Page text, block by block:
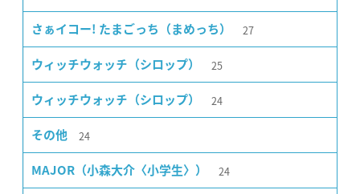
さぁイコー! たまごっち（まめっち） 27
ウィッチウォッチ（シロップ） 25
ウィッチウォッチ（シロップ） 24
その他 24
MAJOR（小森大介〈小学生〉） 24